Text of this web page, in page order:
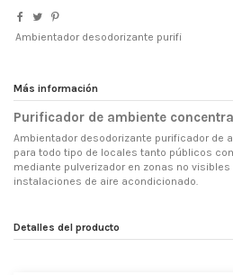
Ambientador desodorizante purifi
Más información
Purificador de ambiente
Ambientador desodorizante purificador de
para todo tipo de locales tanto públicos
mediante pulverizador en zonas no
instalaciones de aire acondicionado.
Detalles del producto